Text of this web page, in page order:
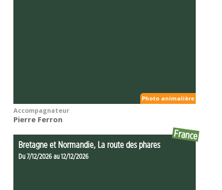
Photo animalière
Accompagnateur
Pierre Ferron
Bretagne et Normandie, La route des phares
France
Du 7/12/2026 au 12/12/2026